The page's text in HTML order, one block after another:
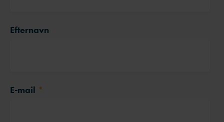
Efternavn
E-mail *